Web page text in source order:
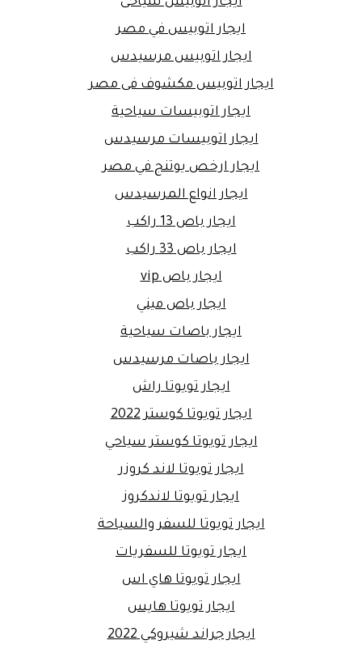
ايجار اتوبيس في مصر
ايجار اتوبيس مرسيدس
ايجار اتوبيس مكشوف فى مصر
ايجار اتوبيسات سياحية
ايجار اتوبيسات مرسيدس
ايجار ارخص يوتنج في مصر
ايجار انواع المرسيدس
ايجار باص 13 راكب
ايجار باص 33 راكب
ايجار باص vip
ايجار باص ميني
ايجار باصات سياحية
ايجار باصات مرسيدس
ايجار تويوتا راش
ايجار تويوتا كوستر 2022
ايجار تويوتا كوستر سياحي
ايجار تويوتا لاند كروزر
ايجار تويوتا لاندكروز
ايجار تويوتا للسفر والسياحة
ايجار تويوتا للسفريات
ايجار تويوتا هاي اس
ايجار تويوتا هايس
ايجار جراند شيروكي 2022